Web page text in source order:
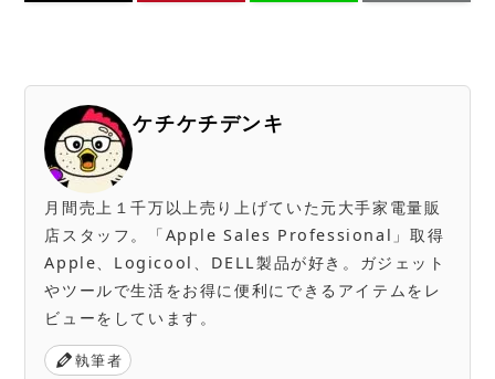
ケチケチデンキ
月間売上１千万以上売り上げていた元大手家電量販
店スタッフ。「Apple Sales Professional」取得
Apple、Logicool、DELL製品が好き。ガジェット
やツールで生活をお得に便利にできるアイテムをレ
ビューをしています。
執筆者